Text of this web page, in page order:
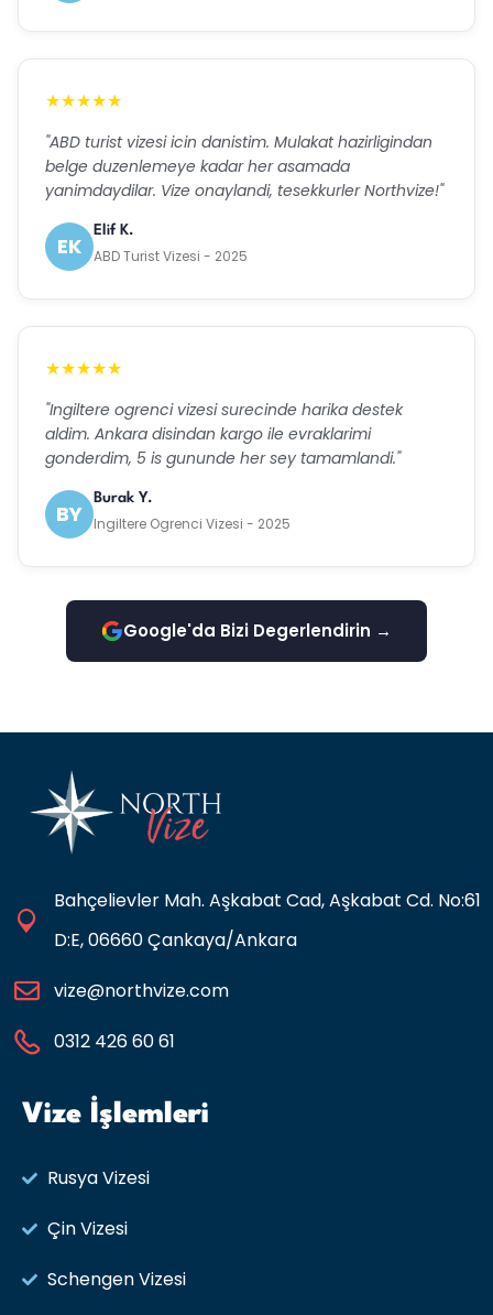
★★★★★
"ABD turist vizesi icin danistim. Mulakat hazirligindan
belge duzenlemeye kadar her asamada
yanimdaydilar. Vize onaylandi, tesekkurler Northvize!"
EK
Elif K.
ABD Turist Vizesi - 2025
★★★★★
"Ingiltere ogrenci vizesi surecinde harika destek
aldim. Ankara disindan kargo ile evraklarimi
gonderdim, 5 is gununde her sey tamamlandi."
BY
Burak Y.
Ingiltere Ogrenci Vizesi - 2025
Google'da Bizi Degerlendirin →
Bahçelievler Mah. Aşkabat Cad, Aşkabat Cd. No:61
D:E, 06660 Çankaya/Ankara
vize@northvize.com
0312 426 60 61
Vize İşlemleri
Rusya Vizesi​
Çin Vizesi
Schengen Vizesi